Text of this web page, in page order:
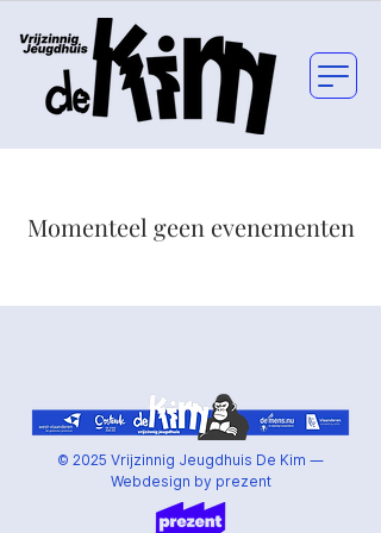
Momenteel geen evenementen
© 2025 Vrijzinnig Jeugdhuis De Kim —
Webdesign by prezent